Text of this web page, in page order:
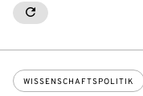
RESETALL
Themen:
WISSENSCHAFTSPOLITIK